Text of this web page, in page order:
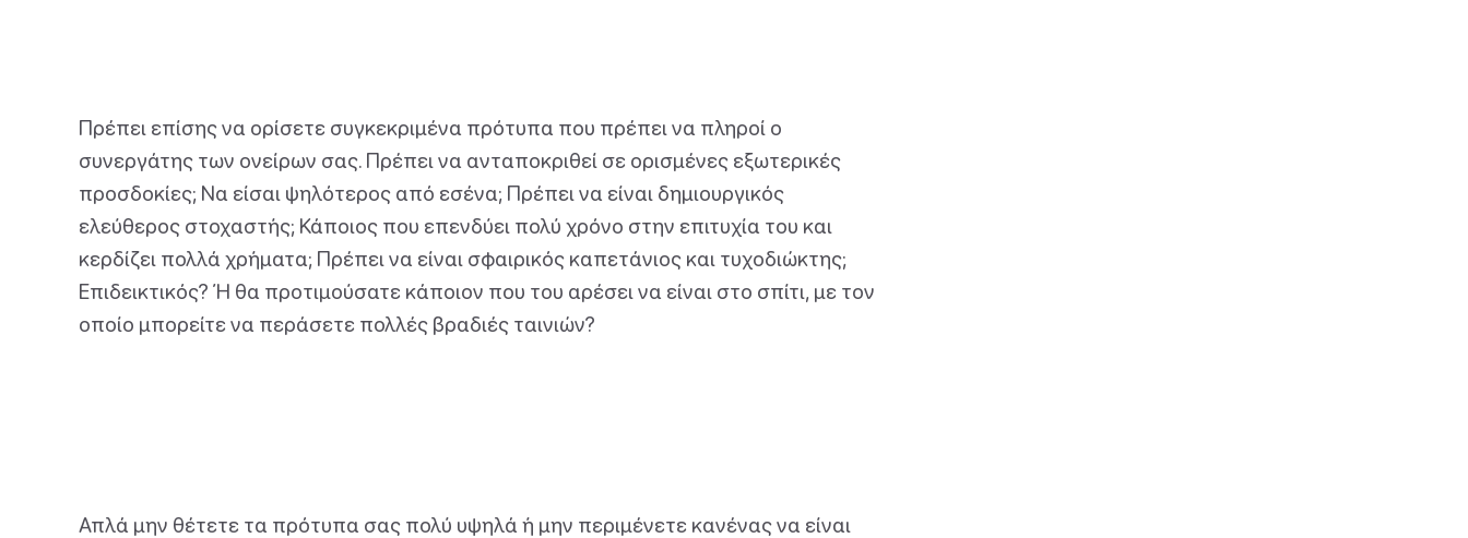
Πρέπει επίσης να ορίσετε συγκεκριμένα πρότυπα που πρέπει να πληροί ο
συνεργάτης των ονείρων σας. Πρέπει να ανταποκριθεί σε ορισμένες εξωτερικές
προσδοκίες; Να είσαι ψηλότερος από εσένα; Πρέπει να είναι δημιουργικός
ελεύθερος στοχαστής; Κάποιος που επενδύει πολύ χρόνο στην επιτυχία του και
κερδίζει πολλά χρήματα; Πρέπει να είναι σφαιρικός καπετάνιος και τυχοδιώκτης;
Επιδεικτικός? Ή θα προτιμούσατε κάποιον που του αρέσει να είναι στο σπίτι, με τον
οποίο μπορείτε να περάσετε πολλές βραδιές ταινιών?
Απλά μην θέτετε τα πρότυπα σας πολύ υψηλά ή μην περιμένετε κανένας να είναι